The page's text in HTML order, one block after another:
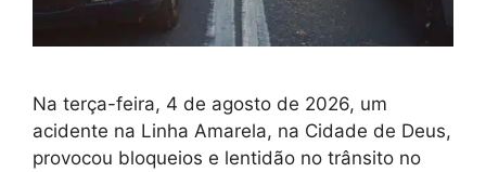
Na terça-feira, 4 de agosto de 2026, um
acidente na Linha Amarela, na Cidade de Deus,
provocou bloqueios e lentidão no trânsito no